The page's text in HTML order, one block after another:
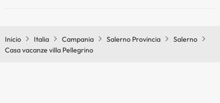
Inicio
Italia Campania Salerno Provincia
Salerno
Casa vacanze villa Pellegrino